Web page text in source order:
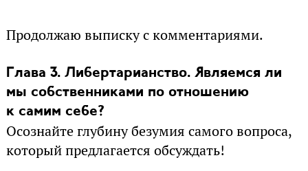
Продолжаю выписку с комментариями.
Глава 3. Либертарианство. Являемся ли
мы собственниками по отношению
к самим себе?
Осознайте глубину безумия самого вопроса,
который предлагается обсуждать!